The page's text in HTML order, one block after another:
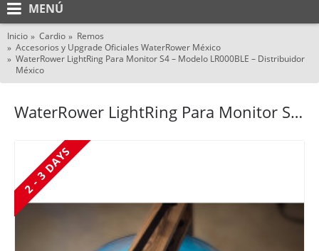
MENÚ
Inicio Cardio
Remos
Accesorios y Upgrade Oficiales WaterRower México
WaterRower LightRing Para Monitor S4 – Modelo LR000BLE – Distribuidor
México
WaterRower LightRing Para Monitor S4 – Modelo LR000BLE – Distribuidor México
2 - 3 DAYS